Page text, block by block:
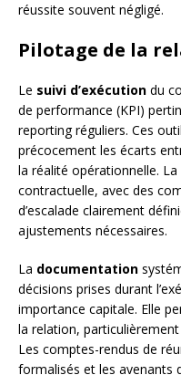
réussite souvent négligé.
Pilotage de la
Le suivi d’exécution du
de performance (KPI)
reporting réguliers. Ces
précocement les écarts
la réalité opérationnelle. La
contractuelle, avec des
d’escalade clairement
ajustements nécessaires.
La documentation
décisions prises durant
importance capitale. Elle
la relation,
Les comptes-rendus de
formalisés et les avenants